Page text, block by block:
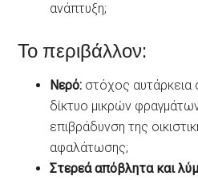
ανάπτυξη;
Το περιβάλλον:
Νερό: στόχος
δίκτυο μικρών
επιβράδυνση της
αφαλάτωσης;
Στερεά απόβλητα και